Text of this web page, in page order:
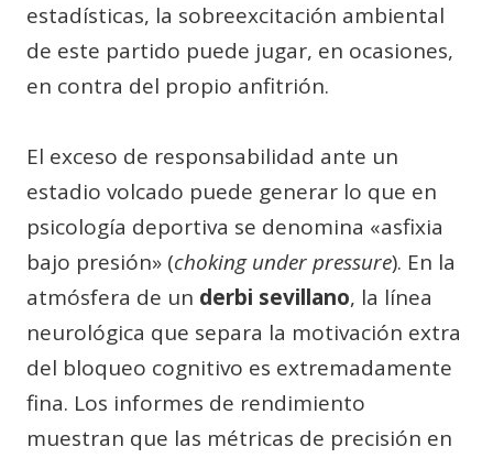
estadísticas, la sobreexcitación ambiental
de este partido puede jugar, en ocasiones,
en contra del propio anfitrión.
El exceso de responsabilidad ante un
estadio volcado puede generar lo que en
psicología deportiva se denomina «asfixia
bajo presión» (choking under pressure). En la
atmósfera de un derbi sevillano, la línea
neurológica que separa la motivación extra
del bloqueo cognitivo es extremadamente
fina. Los informes de rendimiento
muestran que las métricas de precisión en